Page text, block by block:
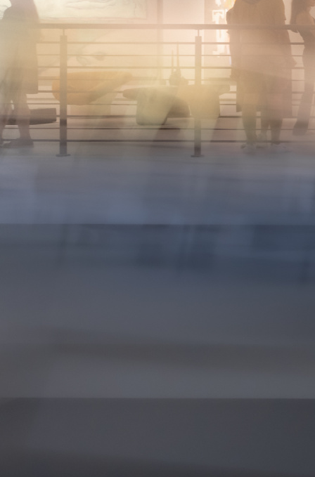
ЯнварьФевраль АпрельМайИюнь
АвгустСентябрьОктябрьНоябрь
Декабрь
10 1314151617